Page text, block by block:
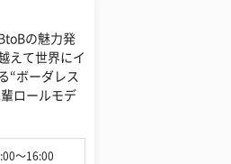
の魅力発
えて世界にイ
“ボーダレス
ロールモデ
〜16:00